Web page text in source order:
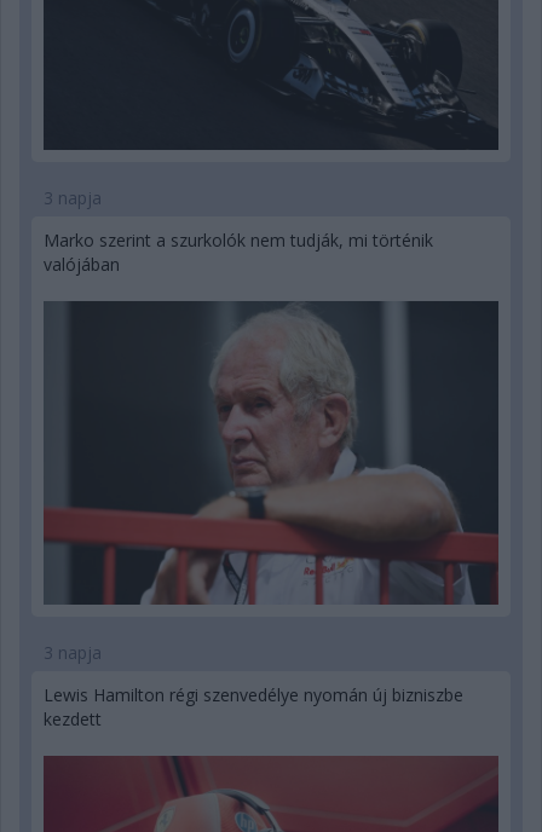
3 napja
Marko szerint a szurkolók nem tudják, mi történik
valójában
3 napja
Lewis Hamilton régi szenvedélye nyomán új bizniszbe
kezdett